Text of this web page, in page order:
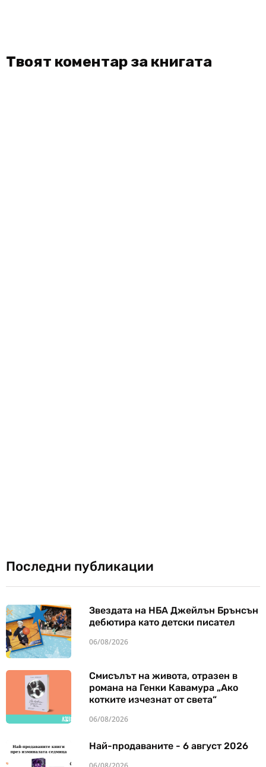
Твоят коментар за книгата
Последни публикации
Звездата на НБА Джейлън Брънсън
дебютира като детски писател
06/08/2026
Смисълът на живота, отразен в
романа на Генки Кавамура „Ако
котките изчезнат от света“
06/08/2026
Най-продаваните - 6 август 2026